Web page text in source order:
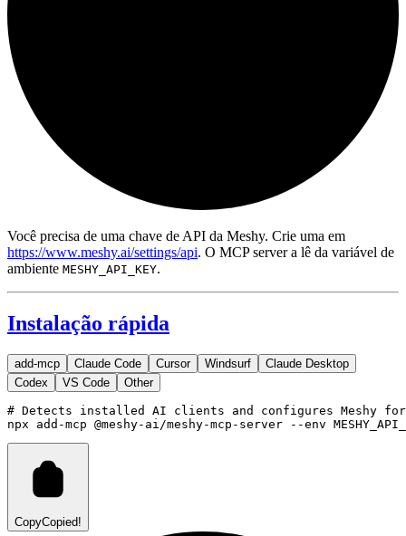
Você precisa de uma chave de API da Meshy. Crie uma em
https://www.meshy.ai/settings/api. O MCP server a lê da variável de
ambiente MESHY_API_KEY.
Instalação rápida
add-mcp Claude Code Cursor Windsurf
Claude Desktop
Codex
VS Code Other
# Detects installed AI clients and configures Meshy for
npx
add-mcp @meshy-ai/meshy-mcp-server --env
CopyCopied!